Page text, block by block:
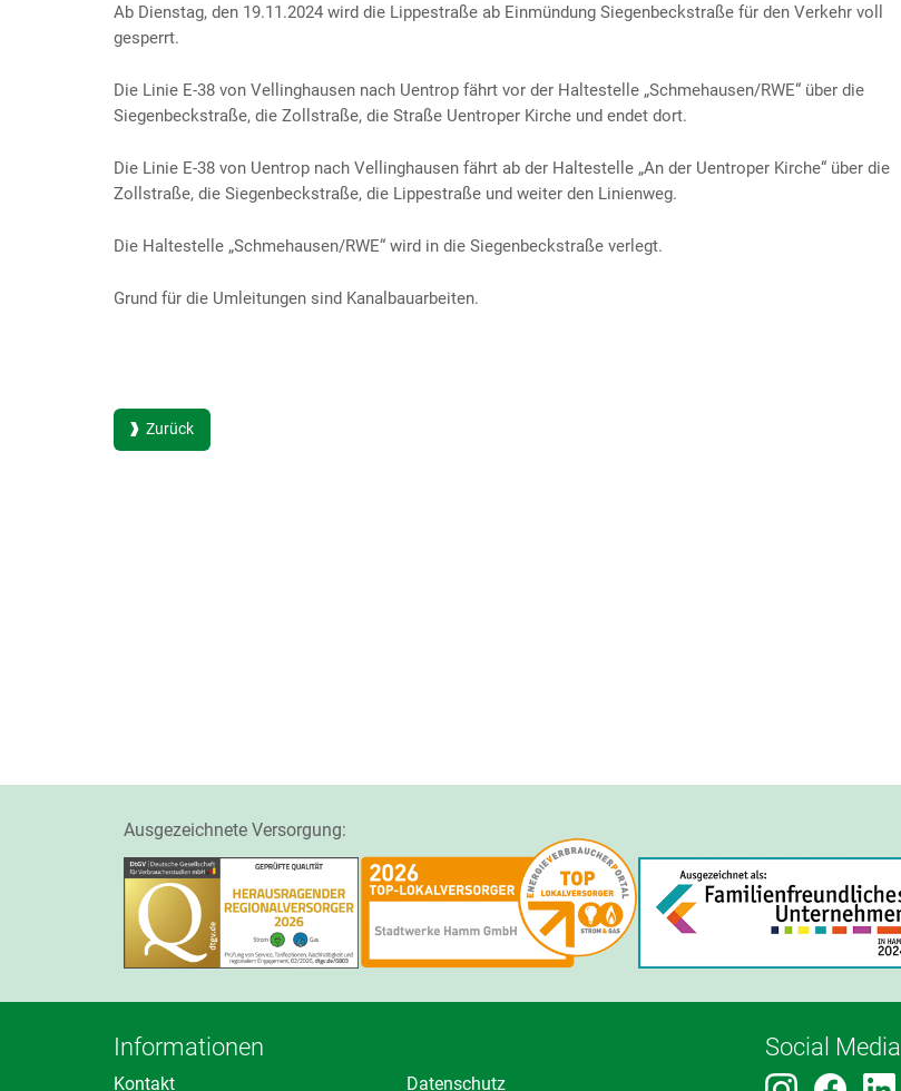
Ab Dienstag, den 19.11.2024 wird die Lippestraße ab Einmündung Siegenbeckstraße für den Verkehr voll
gesperrt.
Die Linie E-38 von Vellinghausen nach Uentrop fährt vor der Haltestelle „Schmehausen/RWE“ über die
Siegenbeckstraße, die Zollstraße, die Straße Uentroper Kirche und endet dort.
Die Linie E-38 von Uentrop nach Vellinghausen fährt ab der Haltestelle „An der Uentroper Kirche“ über die
Zollstraße, die Siegenbeckstraße, die Lippestraße und weiter den Linienweg.
Die Haltestelle „Schmehausen/RWE“ wird in die Siegenbeckstraße verlegt.
Grund für die Umleitungen sind Kanalbauarbeiten.
Zurück
Ausgezeichnete Versorgung:
Informationen
Kontakt Datenschutz
Social Media